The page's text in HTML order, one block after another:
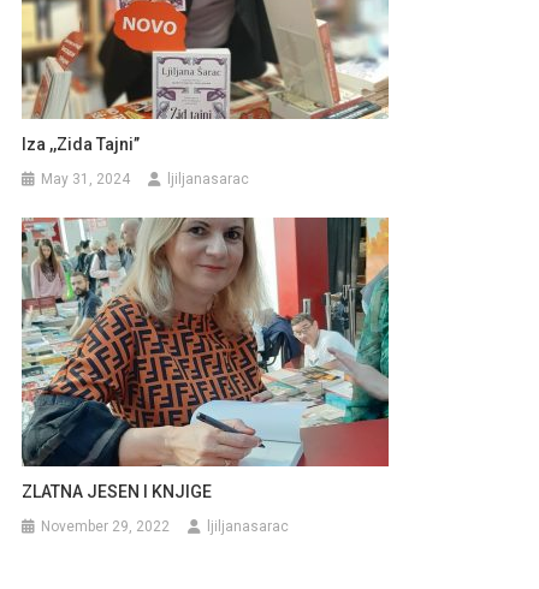
Iza ,,Zida Tajni’’
May 31, 2024 ljiljanasarac
ZLATNA JESEN I KNJIGE
November 29, 2022 ljiljanasarac